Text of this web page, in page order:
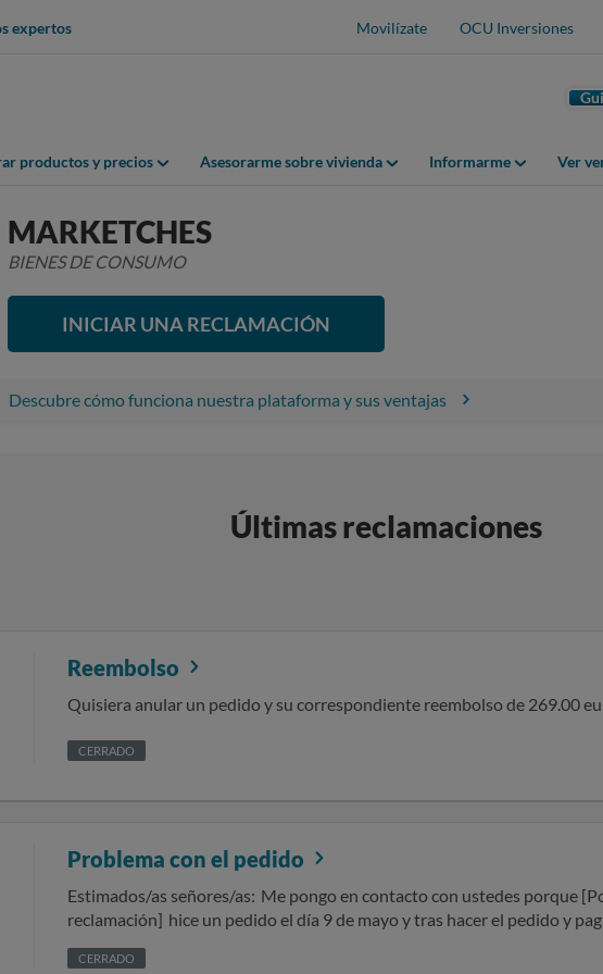
expertos Movilízate OCU Inversiones
productos y precios Asesorarme sobre vivienda Informarme Ver
MARKETCHES
BIENES DE CONSUMO
INICIAR UNA RECLAMACIÓN
Descubre cómo funciona nuestra plataforma y sus ventajas
Últimas reclamaciones
Reembolso
Quisiera anular un pedido y su correspondiente reembolso de 269.00
CERRADO
Problema con el pedido
Estimados/as señores/as: Me pongo en contacto con ustedes porque [Por favor, detalla aquí el contenido de tu
reclamación] hice un pedido el día 9 de mayo y tras hacer el pedido y
por todos los medios posibles y no obtengo respuesta alguna SOLICITO […]. El rembolso del pedido Sin otro
particular, atentamente. Recuerda no incluir ningún dato personal o sensible, ni tuyo ni de un tercero, como puede
CERRADO